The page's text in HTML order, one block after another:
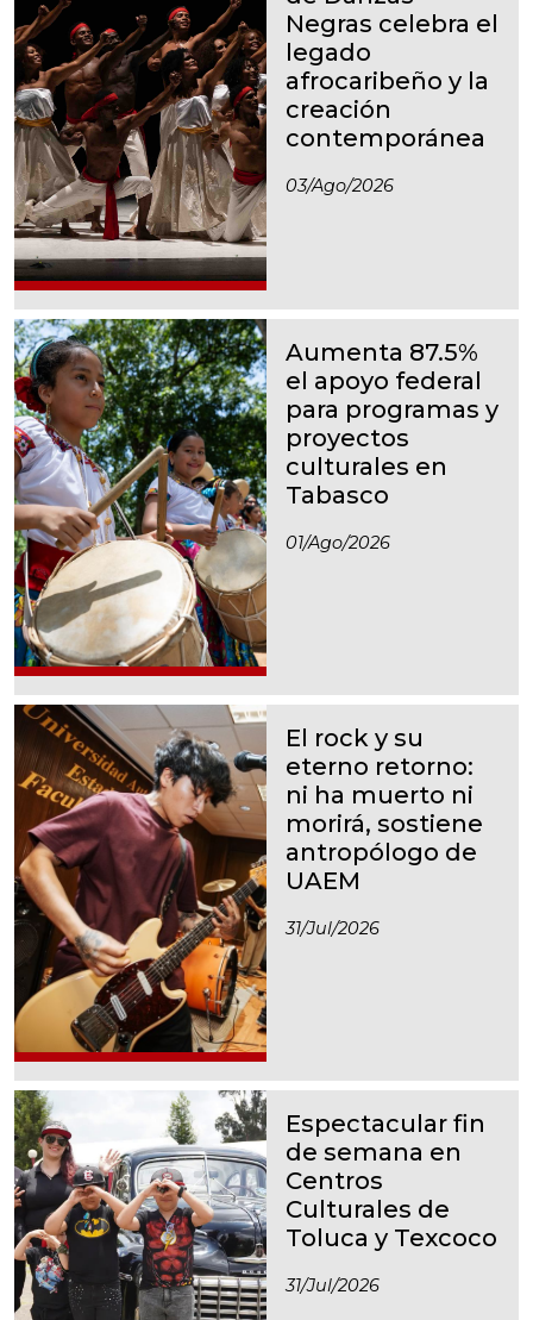
Negras celebra el
legado
afrocaribeño y la
creación
contemporánea
03/ago/2026
Aumenta 87.5%
el apoyo federal
para programas y
proyectos
culturales en
Tabasco
01/ago/2026
El rock y su
eterno retorno:
ni ha muerto ni
morirá, sostiene
antropólogo de
UAEM
31/jul/2026
Espectacular fin
de semana en
Centros
Culturales de
Toluca y Texcoco
31/jul/2026